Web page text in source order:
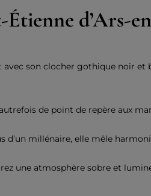
Étienne d’Ars-
avec son clocher gothique noir et
de point de repère aux
d’un millénaire, elle mêle
une atmosphère sobre et